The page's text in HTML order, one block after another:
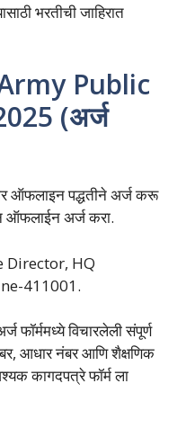
भरतीची जाहिरात
Public
(अर्ज
ऑफलाइन पद्धतीने अर्ज करू
ऑफलाईन अर्ज करा.
Director, HQ
411001.
फॉर्ममध्ये विचारलेली संपूर्ण
आधार नंबर आणि शैक्षणिक
कागदपत्रे फॉर्म ला